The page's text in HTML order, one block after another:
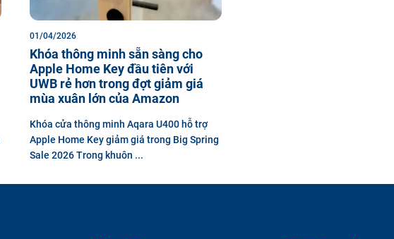
01/04/2026
Khóa thông minh sẵn sàng cho
Apple Home Key đầu tiên với
UWB rẻ hơn trong đợt giảm giá
mùa xuân lớn của Amazon
Khóa cửa thông minh Aqara U400 hỗ trợ
Apple Home Key giảm giá trong Big Spring
Sale 2026 Trong khuôn ...